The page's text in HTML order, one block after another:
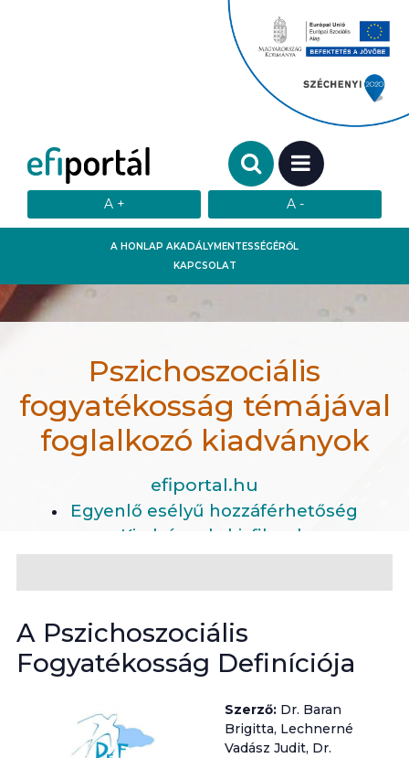
A HONLAP AKADÁLYMENTESSÉGÉRŐL
KAPCSOLAT
Keresendő szó:
MENÜ
Pszichoszociális
fogyatékosság témájával
foglalkozó kiadványok
efiportal.hu
Egyenlő esélyű hozzáférhetőség
Kiadványok, kisfilmek
Pszichoszociális fogyatékosság témájával
A Pszichoszociális
Fogyatékosság Definíciója
Szerző:Dr. Baran
Brigitta, Lechnerné
Vadász Judit, Dr.